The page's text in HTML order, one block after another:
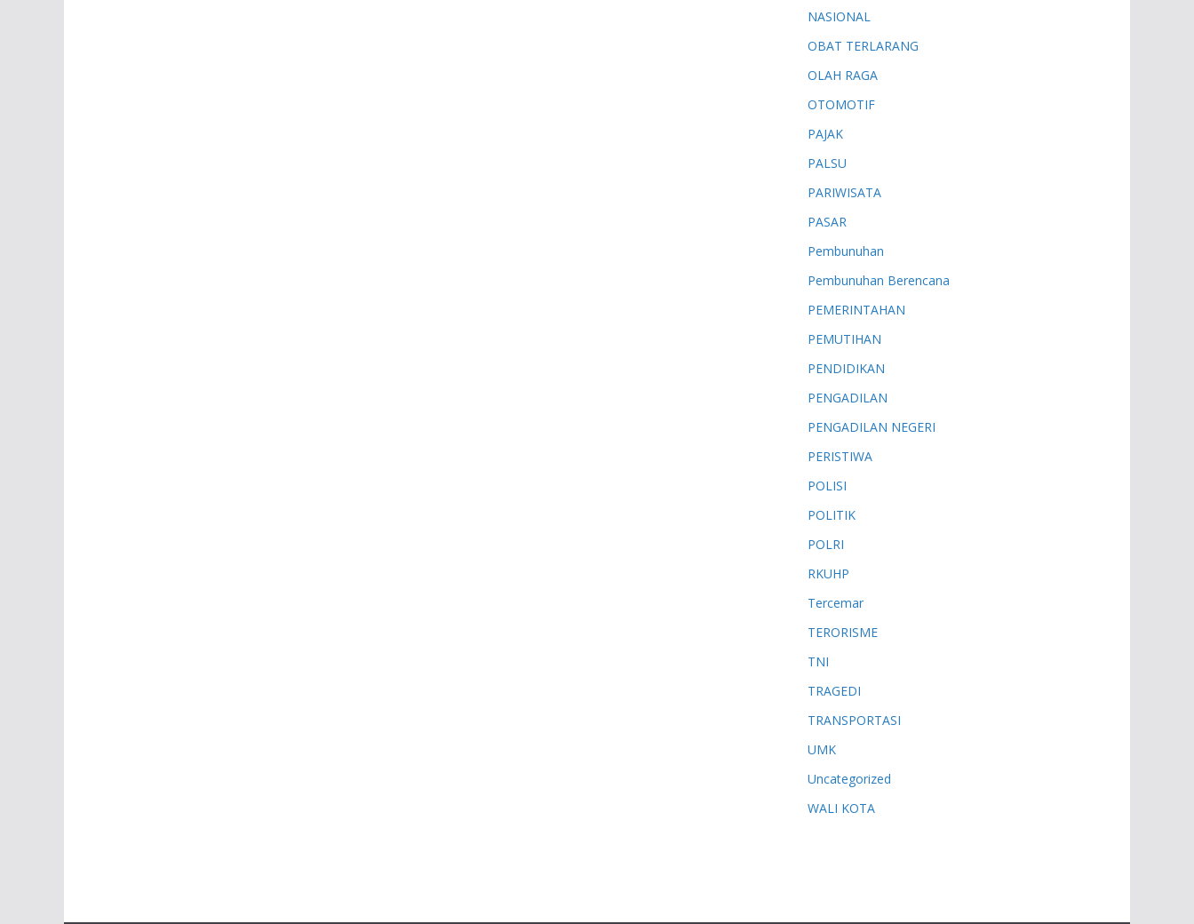
NASIONAL
OBAT TERLARANG
OLAH RAGA
OTOMOTIF
PAJAK
PALSU
PARIWISATA
PASAR
Pembunuhan
Pembunuhan Berencana
PEMERINTAHAN
PEMUTIHAN
PENDIDIKAN
PENGADILAN
PENGADILAN NEGERI
PERISTIWA
POLISI
POLITIK
POLRI
RKUHP
Tercemar
TERORISME
TNI
TRAGEDI
TRANSPORTASI
UMK
Uncategorized
WALI KOTA